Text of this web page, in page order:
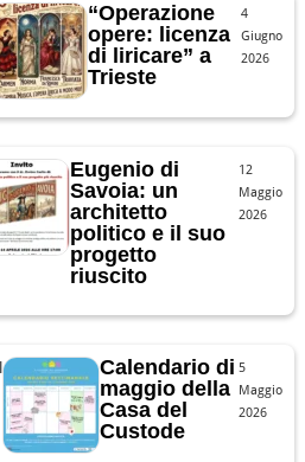
4
Giugno
2026
“Operazione
opere: licenza
di liricare” a
Trieste
12
Maggio
2026
Eugenio di
Savoia: un
architetto
politico e il suo
progetto
riuscito
5
Maggio
2026
Calendario di
maggio della
Casa del
Custode